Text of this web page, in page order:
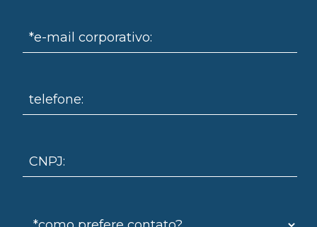
*e-mail corporativo:
telefone:
CNPJ: